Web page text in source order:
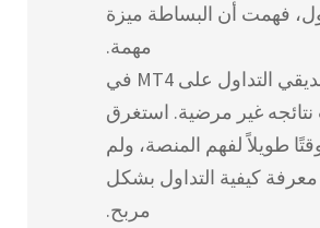
فهمت أن البساطة ميزة
مهمة.
بالمقارنة، بدأ صديقي التداول على MT4 في
نتائجه غير مرضية. استغرق
طويلاً لفهم المنصة، ولم
كيفية التداول بشكل
مربح.